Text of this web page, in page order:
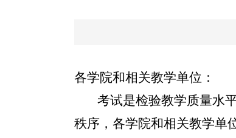
各学院和相关教学单位：
考试是检验教学质量水
秩序，各学院和相关教学单